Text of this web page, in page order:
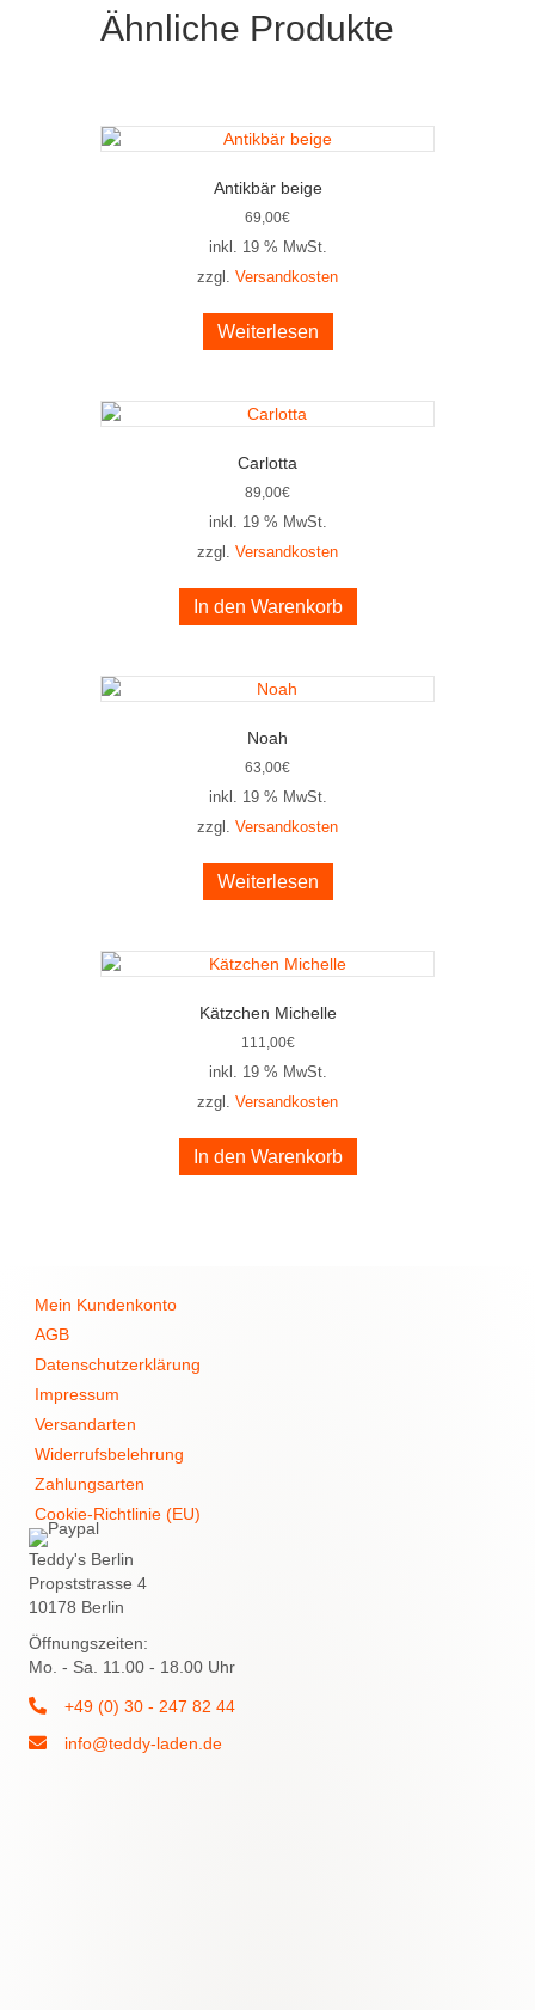
Ähnliche Produkte
Antikbär beige
69,00€
inkl. 19 % MwSt.
zzgl. Versandkosten
Weiterlesen
Carlotta
89,00€
inkl. 19 % MwSt.
zzgl. Versandkosten
In den Warenkorb
Noah
63,00€
inkl. 19 % MwSt.
zzgl. Versandkosten
Weiterlesen
Kätzchen Michelle
111,00€
inkl. 19 % MwSt.
zzgl. Versandkosten
In den Warenkorb
Mein Kundenkonto
AGB
Datenschutzerklärung
Impressum
Versandarten
Widerrufsbelehrung
Zahlungsarten
Cookie-Richtlinie (EU)
Teddy's Berlin
Propststrasse 4
10178 Berlin
Öffnungszeiten:
Mo. - Sa. 11.00 - 18.00 Uhr
+49 (0) 30 - 247 82 44
info@teddy-laden.de